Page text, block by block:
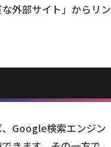
外部サイト」からリン
Google検索エンジン